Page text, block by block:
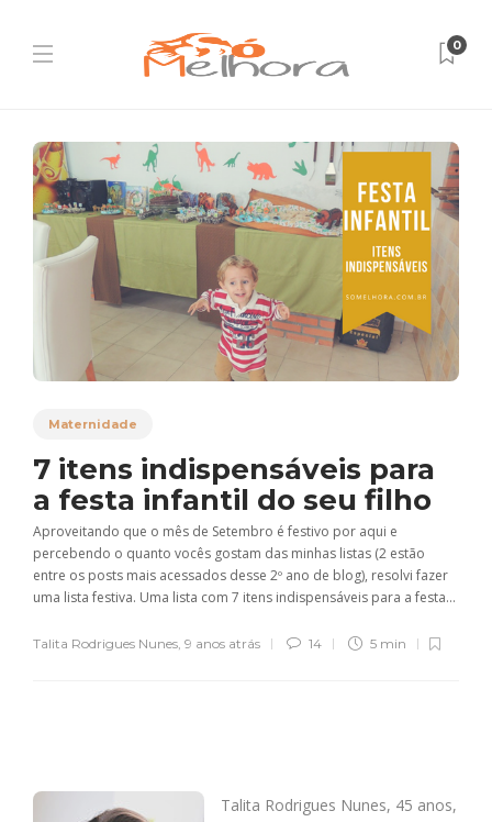
0
Maternidade
7 itens indispensáveis para
a festa infantil do seu filho
Aproveitando que o mês de Setembro é festivo por aqui e
percebendo o quanto vocês gostam das minhas listas (2 estão
entre os posts mais acessados desse 2º ano de blog), resolvi fazer
uma lista festiva. Uma lista com 7 itens indispensáveis para a festa...
Talita Rodrigues Nunes, 9 anos atrás 14 5 min
Talita Rodrigues Nunes, 45 anos,